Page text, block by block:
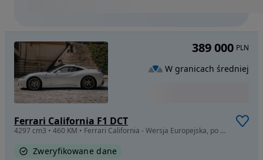
Ferrari California F1 DCT
4297 cm3 • 460 KM • Ferrari California - Wersja Europejska, po serwisie, bogata opcja
Zweryfikowane dane
389 000 PLN
W granicach średniej